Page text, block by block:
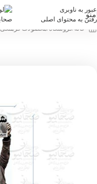
عبور به ناوبری
رفتن به محتوای اصلی
منو
خانه /فروشگاه /محصولات فرهنگی